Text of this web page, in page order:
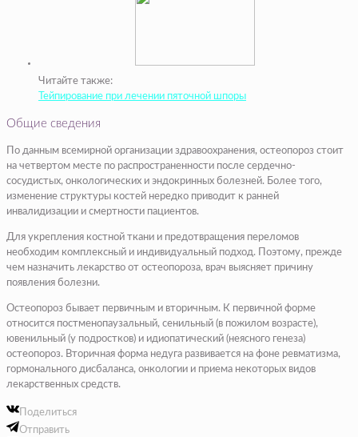
Читайте также:
Тейпирование при лечении пяточной шпоры
Общие сведения
По данным всемирной организации здравоохранения, остеопороз стоит
на четвертом месте по распространенности после сердечно-
сосудистых, онкологических и эндокринных болезней. Более того,
изменение структуры костей нередко приводит к ранней
инвалидизации и смертности пациентов.
Для укрепления костной ткани и предотвращения переломов
необходим комплексный и индивидуальный подход. Поэтому, прежде
чем назначить лекарство от остеопороза, врач выясняет причину
появления болезни.
Остеопороз бывает первичным и вторичным. К первичной форме
относится постменопаузальный, сенильный (в пожилом возрасте),
ювенильный (у подростков) и идиопатический (неясного генеза)
остеопороз. Вторичная форма недуга развивается на фоне ревматизма,
гормонального дисбаланса, онкологии и приема некоторых видов
лекарственных средств.
Поделиться
Отправить